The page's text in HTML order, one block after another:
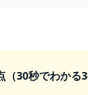
（30秒でわかる3